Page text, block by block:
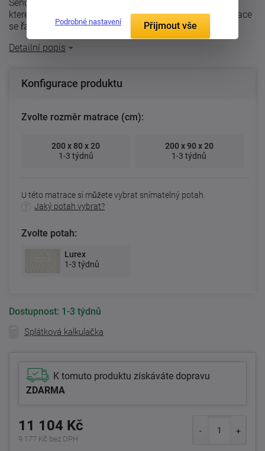
Sendvičová matrace Nyra s vnitřním tvarováním, díky
kterému je matrace dokonale provzdušněna. Tato matrace
se řadí mezi tvrdé a má pratelný ...
Detailní popis
Konfigurace produktu
Zvolte rozměr matrace (cm):
200 x 80 x 20
1-3 týdnů
200 x 90 x 20
1-3 týdnů
U této matrace si můžete vybrat snímatelný potah.
Jaký potah vybrat?
Zvolte potah:
Lurex
1-3 týdnů
Dostupnost: 1-3 týdnů
Splátková kalkulačka
K tomuto produktu získáváte dopravu
ZDARMA
11 104 Kč
9 177 Kč bez DPH
Podrobné nastavení Přijmout vše